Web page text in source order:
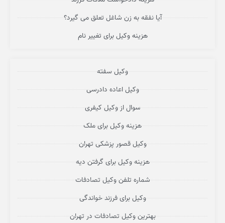
آیا نفقه به زن شاغل تعلق می گیرد؟
هزینه وکیل برای تغییر نام
وکیل سفته
وکیل اعاده دادرسی
سوال از وکیل کیفری
هزینه وکیل برای ملک
وکیل قصور پزشکی تهران
هزینه وکیل برای گرفتن دیه
شماره تلفن وکیل تصادفات
وکیل برای فرزند خواندگی
بهترین وکیل تصادفات در تهران